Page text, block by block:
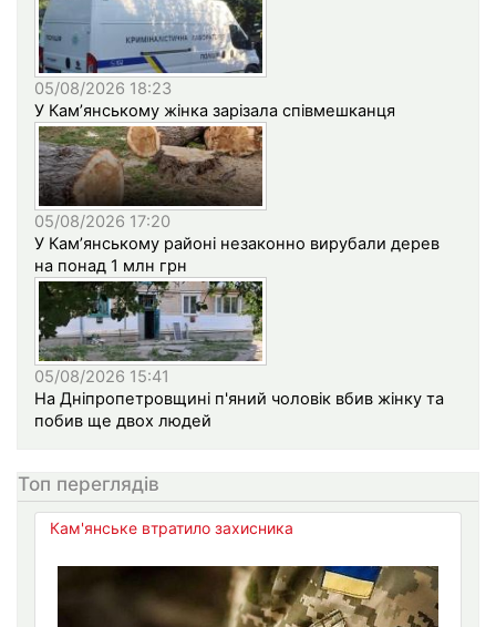
05/08/2026 18:23
У Кам’янському жінка зарізала співмешканця
05/08/2026 17:20
У Кам’янському районі незаконно вирубали дерев
на понад 1 млн грн
05/08/2026 15:41
На Дніпропетровщині п'яний чоловік вбив жінку та
побив ще двох людей
Топ переглядів
Кам'янське втратило захисника